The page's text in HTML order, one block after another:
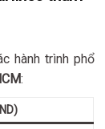
hành trình phổ
: